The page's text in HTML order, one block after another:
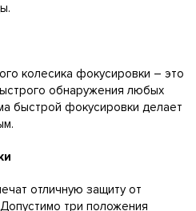
колесика фокусировки – это
обнаружения любых
быстрой фокусировки делает
отличную защиту от
три положения